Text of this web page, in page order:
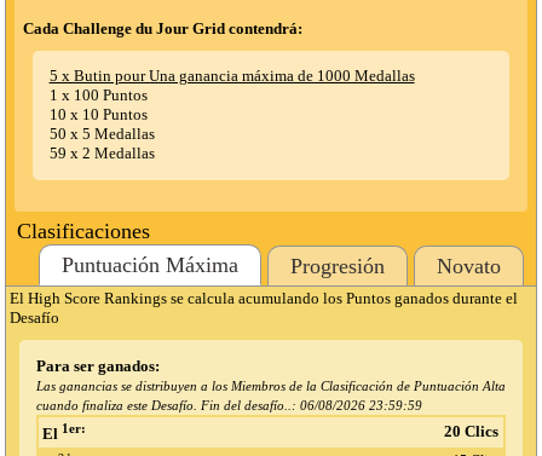
Cada Challenge du Jour Grid contendrá:
5 x Butin pour Una ganancia máxima de 1000 Medallas
1 x 100 Puntos
10 x 10 Puntos
50 x 5 Medallas
59 x 2 Medallas
Clasificaciones
Puntuación Máxima
Progresión Novato
El High Score Rankings se calcula acumulando los Puntos ganados durante el
Desafío
Para ser ganados:
Las ganancias se distribuyen a los Miembros de la Clasificación de Puntuación Alta
cuando finaliza este Desafío. Fin del desafío..: 06/08/2026 23:59:59
El 1er: 20 Clics